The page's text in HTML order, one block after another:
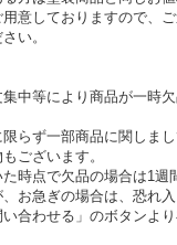
意しておりますので、ご
い。
中等により商品が一時
らず一部商品に関しま
ございます。
時点で欠品の場合は1週
お急ぎの場合は、恐れ
い合わせる」のボタンよ